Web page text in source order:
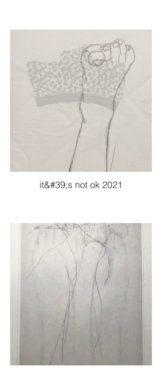
it&#39;s not ok 2021